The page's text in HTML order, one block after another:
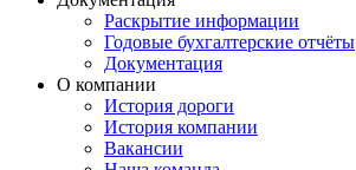
Раскрытие информации
Годовые бухгалтерские отчёты
Документация
О компании
История дороги
История компании
Вакансии